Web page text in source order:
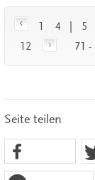
1 4 5
12
71 -
Seite teilen